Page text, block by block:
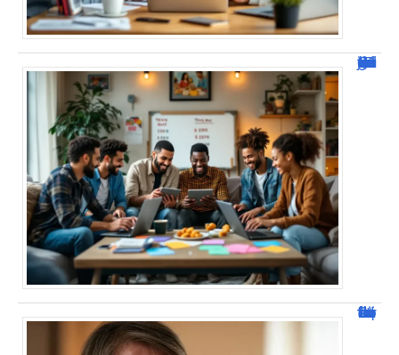
JetPunk : Quiz et jeux de culture générale
Jacques Dutronc fortune : estimation et sources de richesse !